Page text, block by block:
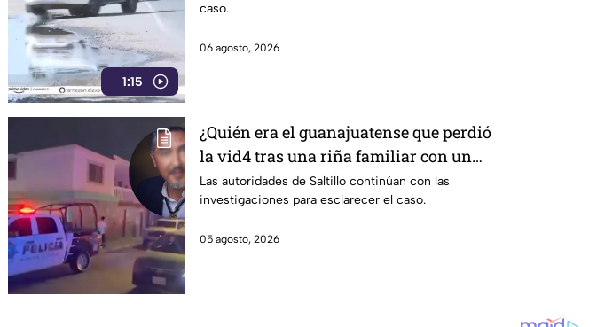
1:15
caso.
06 agosto, 2026
¿Quién era el guanajuatense que perdió
la vid4 tras una riña familiar con un
extranjero? Esto sabemos
Las autoridades de Saltillo continúan con las
investigaciones para esclarecer el caso.
05 agosto, 2026